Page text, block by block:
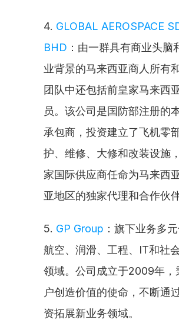
4. GLOBAL AEROSPACE
BHD ：由一群具有商业头脑
业背景的马来西亚商人所有
团队中还包括前皇家马来西
员。该公司是国防部注册的
承包商，投资建立了飞机零
护、维修、大修和改装设施
家国际供应商任命为马来西
亚地区的独家代理和合作伙伴
5. GP Group ：旗下业务多
航空、润滑、工程、IT和社
领域。公司成立于2009年，
户创造价值的使命，不断通
资拓展新业务领域。